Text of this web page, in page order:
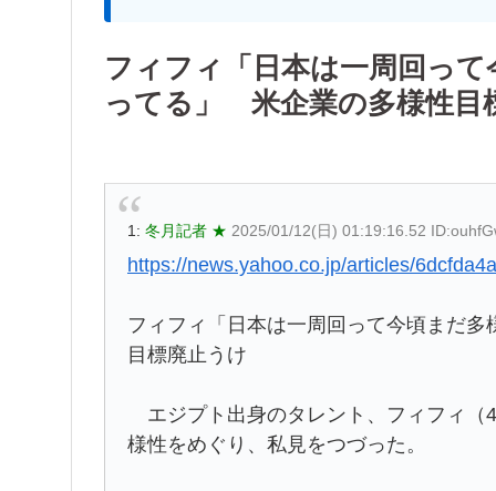
フィフィ「日本は一周回っ
ってる」 米企業の多様性目
1: 冬月記者 ★ 2025/01/12(日) 01:19:16.52
https://news.yahoo.co.jp/articles/
フィフィ「日本は一周回って今頃まだ
目標廃止うけ
エジプト出身のタレント、フィフィ（
様性をめぐり、私見をつづった。